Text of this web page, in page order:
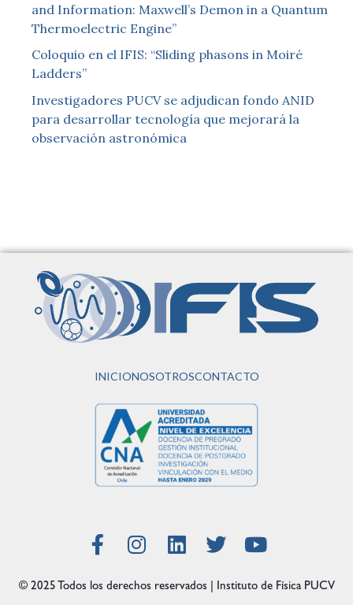
and Information: Maxwell’s Demon in a Quantum
Thermoelectric Engine”
Coloquio en el IFIS: “Sliding phasons in Moiré
Ladders”
Investigadores PUCV se adjudican fondo ANID
para desarrollar tecnología que mejorará la
observación astronómica
INICIONOSOTROSCONTACTO
© 2025 Todos los derechos reservados | Instituto de Física PUCV